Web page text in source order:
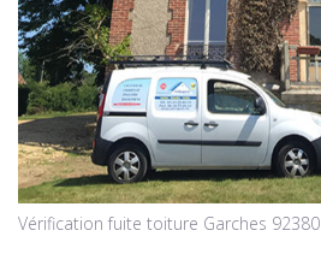
Vérification fuite toiture Garches 92380